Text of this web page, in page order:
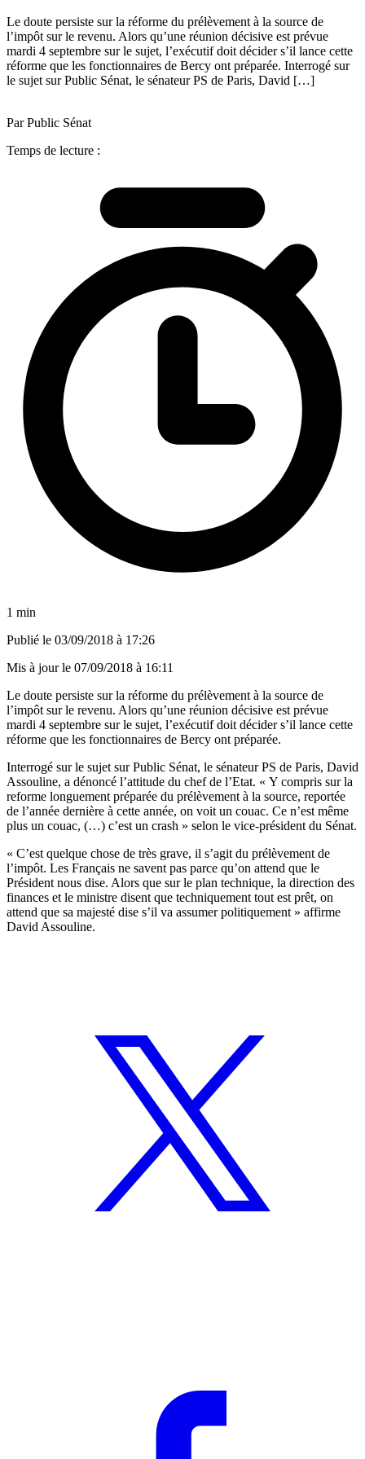
Le doute persiste sur la réforme du prélèvement à la source de
l’impôt sur le revenu. Alors qu’une réunion décisive est prévue
mardi 4 septembre sur le sujet, l’exécutif doit décider s’il lance cette
réforme que les fonctionnaires de Bercy ont préparée. Interrogé sur
le sujet sur Public Sénat, le sénateur PS de Paris, David […]
Par Public Sénat
Temps de lecture :
1 min
Publié le 03/09/2018 à 17:26
Mis à jour le 07/09/2018 à 16:11
Le doute persiste sur la réforme du prélèvement à la source de
l’impôt sur le revenu. Alors qu’une réunion décisive est prévue
mardi 4 septembre sur le sujet, l’exécutif doit décider s’il lance cette
réforme que les fonctionnaires de Bercy ont préparée.
Interrogé sur le sujet sur Public Sénat, le sénateur PS de Paris, David
Assouline, a dénoncé l’attitude du chef de l’Etat. « Y compris sur la
reforme longuement préparée du prélèvement à la source, reportée
de l’année dernière à cette année, on voit un couac. Ce n’est même
plus un couac, (…) c’est un crash » selon le vice-président du Sénat.
« C’est quelque chose de très grave, il s’agit du prélèvement de
l’impôt. Les Français ne savent pas parce qu’on attend que le
Président nous dise. Alors que sur le plan technique, la direction des
finances et le ministre disent que techniquement tout est prêt, on
attend que sa majesté dise s’il va assumer politiquement » affirme
David Assouline.